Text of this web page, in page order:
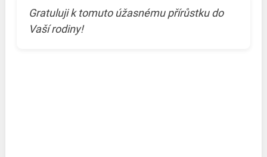
Gratuluji k tomuto úžasnému přírůstku do
Vaší rodiny!